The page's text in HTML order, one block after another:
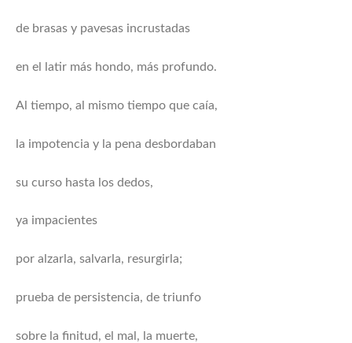
de brasas y pavesas incrustadas
en el latir más hondo, más profundo.
Al tiempo, al mismo tiempo que caía,
la impotencia y la pena desbordaban
su curso hasta los dedos,
ya impacientes
por alzarla, salvarla, resurgirla;
prueba de persistencia, de triunfo
sobre la finitud, el mal, la muerte,